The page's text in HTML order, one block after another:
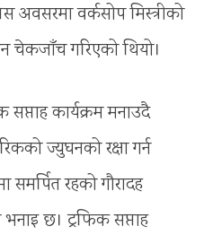
अवसरमा वर्कसोप मिस्त्रीको
चेकजाँच गरिएको थियो।
सप्ताह कार्यक्रम मनाउदै
ज्युघनको रक्षा गर्न
समर्पित रहको गौरादह
भनाइ छ। ट्रफिक सप्ताह